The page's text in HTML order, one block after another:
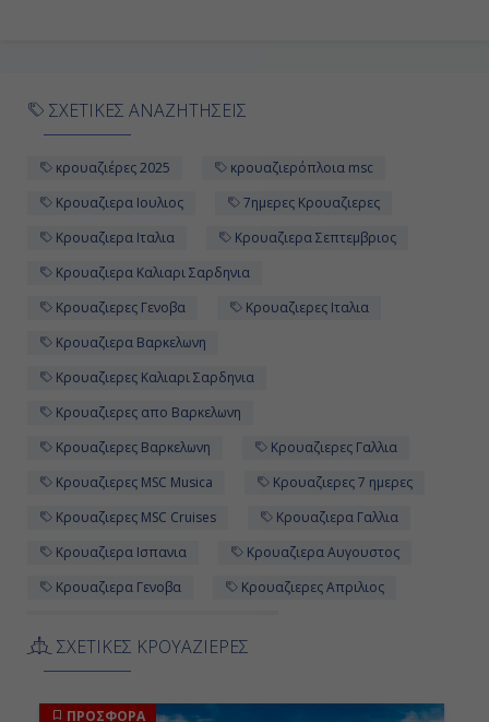
ΣΧΕΤΙΚΕΣ ΑΝΑΖΗΤΗΣΕΙΣ
κρουαζιέρες 2025
κρουαζιερόπλοια msc
Κρουαζιερα Ιουλιος
7ημερες Κρουαζιερες
Κρουαζιερα Ιταλια
Κρουαζιερα Σεπτεμβριος
Κρουαζιερα Καλιαρι Σαρδηνια
Κρουαζιερες Γενοβα
Κρουαζιερες Ιταλια
Κρουαζιερα Βαρκελωνη
Κρουαζιερες Καλιαρι Σαρδηνια
Κρουαζιερες απο Βαρκελωνη
Κρουαζιερες Βαρκελωνη
Κρουαζιερες Γαλλια
Κρουαζιερες MSC Musica
Κρουαζιερες 7 ημερες
Κρουαζιερες MSC Cruises
Κρουαζιερα Γαλλια
Κρουαζιερα Ισπανια
Κρουαζιερα Αυγουστος
Κρουαζιερα Γενοβα
Κρουαζιερες Απριλιος
Επταημερες Κρουαζιερες
ΣΧΕΤΙΚΕΣ ΚΡΟΥΑΖΙΕΡΕΣ
ΠΡΟΣΦΟΡΑ